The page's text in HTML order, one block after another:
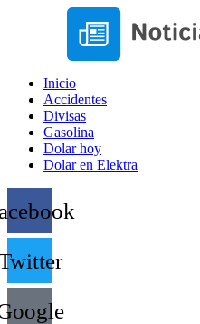
Inicio
Accidentes
Divisas
Gasolina
Dolar hoy
Dolar en Elektra